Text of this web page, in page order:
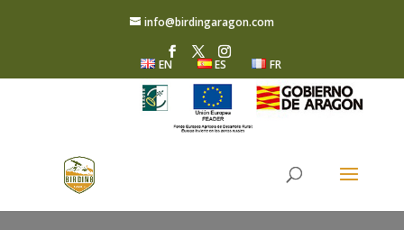
info@birdingaragon.com
EN ES FR